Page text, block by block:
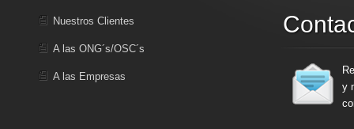
Nuestros Clientes
A las ONG´s/OSC´s
A las Empresas
y